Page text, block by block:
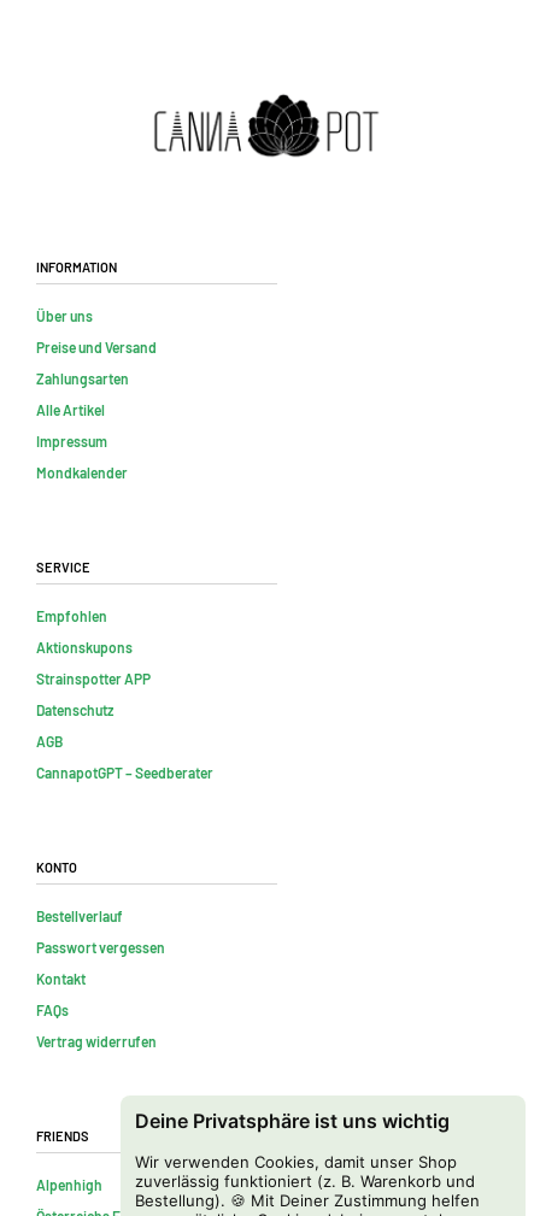
Deine Privatsphäre ist uns wichtig
Wir verwenden Cookies, damit unser Shop
zuverlässig funktioniert (z. B. Warenkorb und
Bestellung). 🍪 Mit Deiner Zustimmung helfen
Information
Über uns
Preise und Versand
Zahlungsarten
Alle Artikel
Impressum
Mondkalender
Service
Empfohlen
Aktionskupons
Strainspotter APP
Datenschutz
AGB
CannapotGPT – Seedberater
Konto
Bestellverlauf
Passwort vergessen
Kontakt
FAQs
Vertrag widerrufen
Friends
Alpenhigh